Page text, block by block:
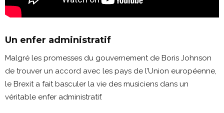
Un enfer administratif
Malgré les promesses du gouvernement de Boris Johnson
de trouver un accord avec les pays de l’Union européenne,
le Brexit a fait basculer la vie des musiciens dans un
véritable enfer administratif.